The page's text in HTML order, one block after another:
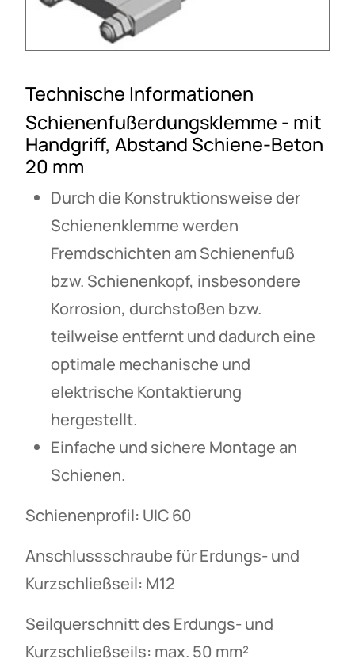
Technische Informationen
Schienenfußerdungsklemme - mit
Handgriff, Abstand Schiene-Beton
20 mm
Durch die Konstruktionsweise der
Schienenklemme werden
Fremdschichten am Schienenfuß
bzw. Schienenkopf, insbesondere
Korrosion, durchstoßen bzw.
teilweise entfernt und dadurch eine
optimale mechanische und
elektrische Kontaktierung
hergestellt.
Einfache und sichere Montage an
Schienen.
Schienenprofil: UIC 60
Anschlussschraube für Erdungs- und
Kurzschließseil: M12
Seilquerschnitt des Erdungs- und
Kurzschließseils: max. 50 mm²